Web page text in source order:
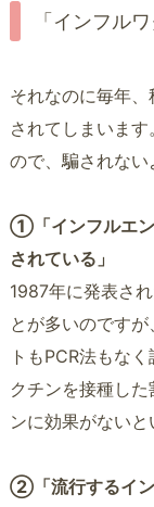
「インフル
それなのに毎年
されてしまいま
ので、騙されない
①「インフルエン
されている」
1987年に発表さ
とが多いのです
トもPCR法もな
クチンを接種し
ンに効果がないと
②「流行するイン